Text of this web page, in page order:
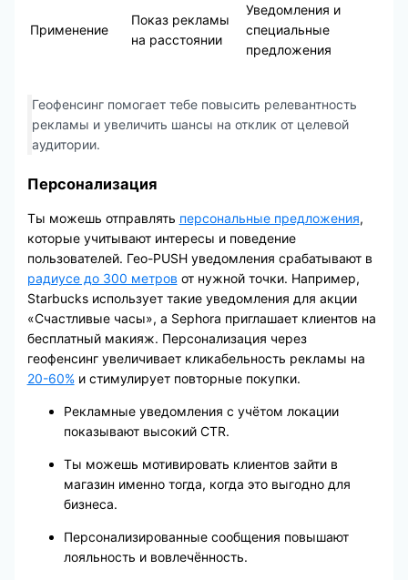
Применение
Показ рекламы
на расстоянии
Уведомления и
специальные
предложения
Геофенсинг помогает тебе повысить релевантность
рекламы и увеличить шансы на отклик от целевой
аудитории.
Персонализация
Ты можешь отправлять персональные предложения,
которые учитывают интересы и поведение
пользователей. Гео-PUSH уведомления срабатывают в
радиусе до 300 метров от нужной точки. Например,
Starbucks использует такие уведомления для акции
«Счастливые часы», а Sephora приглашает клиентов на
бесплатный макияж. Персонализация через
геофенсинг увеличивает кликабельность рекламы на
20-60%и стимулирует повторные покупки.
Рекламные уведомления с учётом локации
показывают высокий CTR.
Ты можешь мотивировать клиентов зайти в
магазин именно тогда, когда это выгодно для
бизнеса.
Персонализированные сообщения повышают
лояльность и вовлечённость.